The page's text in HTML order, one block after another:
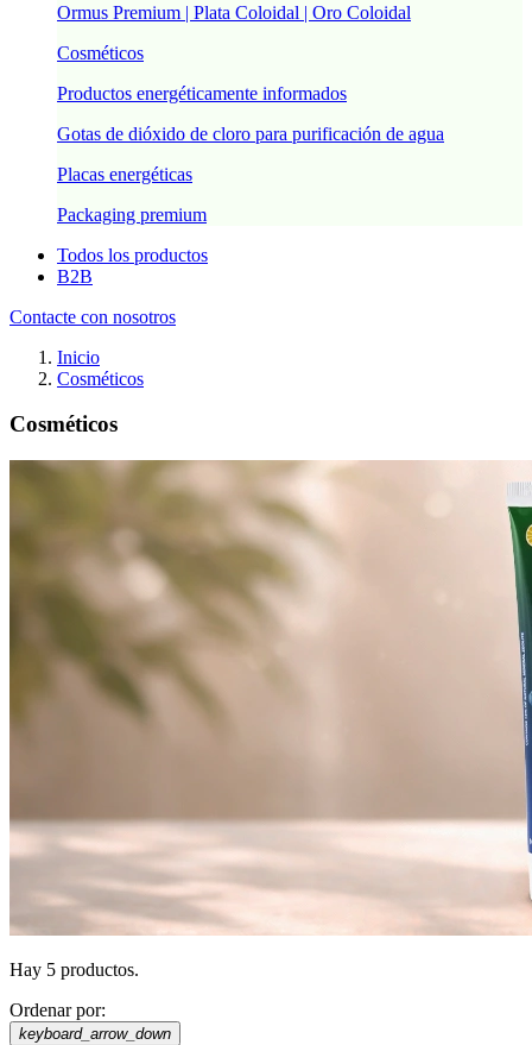
Ormus Premium | Plata Coloidal | Oro Coloidal
Cosméticos
Productos energéticamente informados
Gotas de dióxido de cloro para purificación de agua
Placas energéticas
Packaging premium
Todos los productos
B2B
Contacte con nosotros
Inicio
Cosméticos
Cosméticos
Hay 5 productos.
Ordenar por:
keyboard_arrow_down